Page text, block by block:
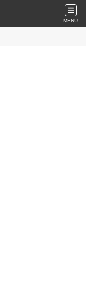
MENU